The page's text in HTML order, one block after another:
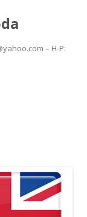
– H-P:
tartalomra